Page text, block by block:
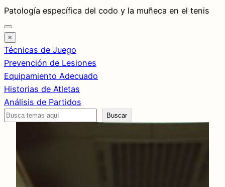
Saltar
al
contenido
Patología específica del codo y la muñeca en el tenis
×
Técnicas de Juego
Prevención de Lesiones
Equipamiento Adecuado
Historias de Atletas
Análisis de Partidos
Buscar
Buscar